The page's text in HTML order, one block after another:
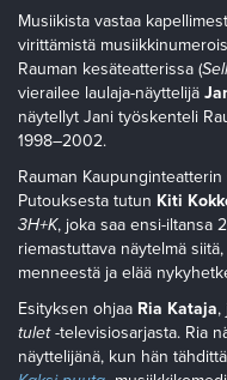
Musiikista vastaa
virittämistä
Rauman kesäteatterissa (
vierailee laulaja-näyttelijä
näytellyt Jani työskenteli
1998–2002.
Rauman
Putouksesta tutun Kiti
3H+K, joka saa ensi-iltansa
riemastuttava näytelmä
menneestä ja elää
Esityksen ohjaa Ria Kataja,
tulet-televisiosarjasta. Ria
näyttelijänä, kun hän